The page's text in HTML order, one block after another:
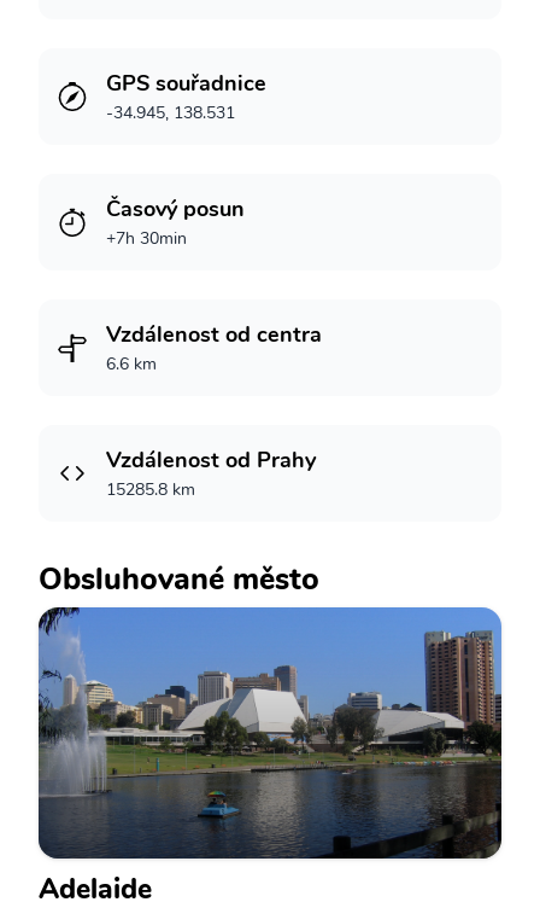
GPS souřadnice
-34.945, 138.531
Časový posun
+7h 30min
Vzdálenost od centra
6.6 km
Vzdálenost od Prahy
15285.8 km
Obsluhované město
Adelaide